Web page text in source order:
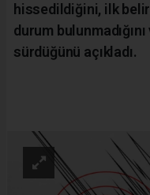
hissedildiğini, ilk
durum
sürdüğünü açıkladı.